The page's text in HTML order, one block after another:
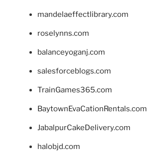
mandelaeffectlibrary.com
roselynns.com
balanceyoganj.com
salesforceblogs.com
TrainGames365.com
BaytownEvaCationRentals.com
JabalpurCakeDelivery.com
halobjd.com